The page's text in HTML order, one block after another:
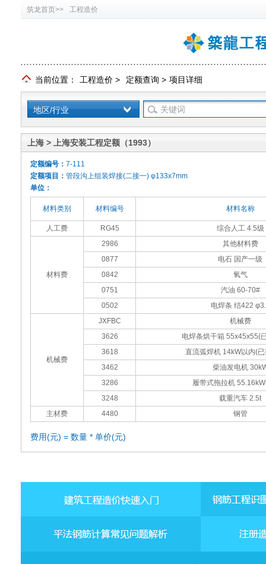
筑龙首页>> 工程造价
当前位置： 工程造价 > 定额查询 > 项目详细
地区/行业
上海 > 上海安装工程定额（1993）
定额编号： 7-111
定额项目： 管段沟上组装焊接(二接一) φ133x7mm
单位：
材料类别 材料编号 材料名称
人工费 RG45 综合人工 4.5级
材料费
2986
其他材料费
0877
电石 国产一级
0842
氧气
0751
汽油 60-70#
0502
电焊条 结422
机械费
JXFBC
机械费
3626
电焊条烘干箱 55x45x55(
3618
直流弧焊机 14kW以内(
3462
柴油发电机
3286
履带式拖拉机
3248
载重汽车 2.5t
主材费
4480 钢管
费用(元) = 数量 * 单价(元)